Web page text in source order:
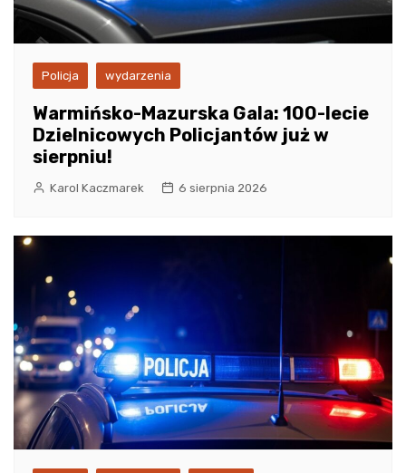
Policja wydarzenia
Warmińsko-Mazurska Gala: 100-lecie
Dzielnicowych Policjantów już w
sierpniu!
Karol Kaczmarek 6 sierpnia 2026